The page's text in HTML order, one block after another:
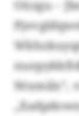
Oüzgu –
Ntxmilx“,